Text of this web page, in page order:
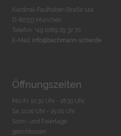
Kardinal-Faulhaber-Straße 14a
D-80333 München
Telefon: +49 (0)89 29 32 70
E-Mail: info@bachmann-scher.de
Öffnungszeiten
Mo-Fr. 10:30 Uhr - 18:30 Uhr
Sa. 11:00 Uhr - 15.00 Uhr
Sonn- und Feiertage
geschlossen